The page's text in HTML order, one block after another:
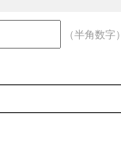
（半角数字）